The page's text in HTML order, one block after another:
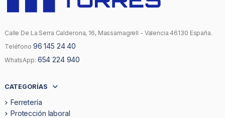
Calle De La Serra Calderona, 16, Massamagrell - Valencia 46130 España.
Teléfono 96 145 24 40
WhatsApp: 654 224 940
CATEGORÍAS
Ferretería
Protección laboral